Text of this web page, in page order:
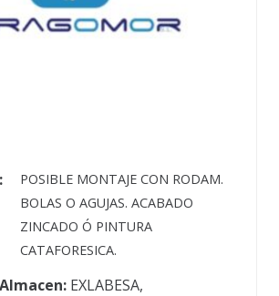
POSIBLE MONTAJE CON RODAM.
BOLAS O AGUJAS. ACABADO
ZINCADO Ó PINTURA
CATAFORESICA.
EXLABESA,